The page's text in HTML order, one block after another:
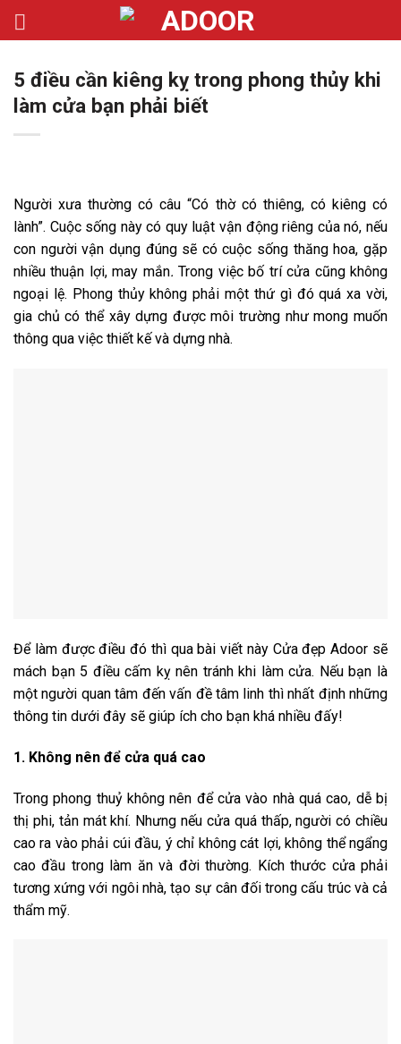
Bỏ
qua
dung
5 điều cần kiêng kỵ trong phong thủy khi
làm cửa bạn phải biết
Người xưa thường có câu “Có thờ có thiêng, có kiêng có
lành”. Cuộc sống này có quy luật vận động riêng của nó, nếu
con người vận dụng đúng sẽ có cuộc sống thăng hoa, gặp
nhiều thuận lợi, may mắn.Trong việc bố trí cửa cũng không
ngoại lệ. Phong thủy không phải một thứ gì đó quá xa vời,
gia chủ có thể xây dựng được môi trường như mong muốn
thông qua việc thiết kế và dựng nhà.
Để làm được điều đó thì qua bài viết này Cửa đẹp Adoor sẽ
mách bạn 5 điều cấm kỵ nên tránh khi làm cửa. Nếu bạn là
một người quan tâm đến vấn đề tâm linh thì nhất định những
thông tin dưới đây sẽ giúp ích cho bạn khá nhiều đấy!
1. Không nên để cửa quá cao
Trong phong thuỷ không nên để cửa vào nhà quá cao, dễ bị
thị phi, tản mát khí. Nhưng nếu cửa quá thấp, người có chiều
cao ra vào phải cúi đầu, ý chỉ không cát lợi, không thể ngẩng
cao đầu trong làm ăn và đời thường. Kích thước cửa phải
tương xứng với ngôi nhà, tạo sự cân đối trong cấu trúc và cả
thẩm mỹ.